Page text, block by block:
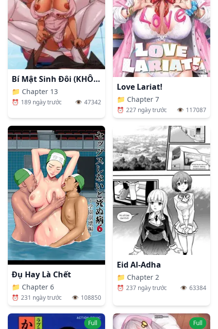
Bí Mật Sinh Đôi (KHÔNG CHE)
📁 Chapter 13
⏰ 189 ngày trước 👁️ 47342
Love Lariat!
📁 Chapter 7
⏰ 227 ngày trước 👁️ 117087
Đụ Hay Là Chết
📁 Chapter 6
⏰ 231 ngày trước 👁️ 108850
Eid Al-Adha
📁 Chapter 2
⏰ 237 ngày trước 👁️ 63384
Full Full